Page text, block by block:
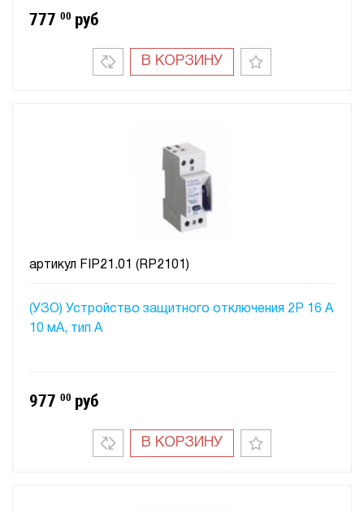
777 00 руб
В КОРЗИНУ
(УЗО) Устройство защитного отключения 2P 16 A
10 мA, тип А
артикул FIP21.01 (RP2101)
977 00 руб
В КОРЗИНУ